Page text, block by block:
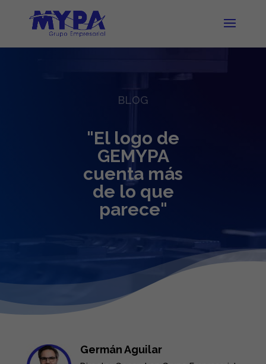
BLOG
"El logo de
GEMYPA
cuenta más
de lo que
parece"
Germán Aguilar